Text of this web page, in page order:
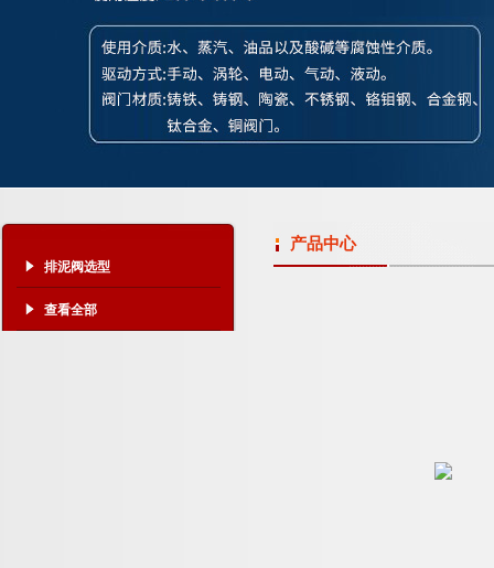
排泥阀选型
查看全部
产品中心